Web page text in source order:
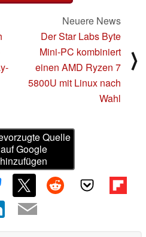
Neuere News
Der Star Labs Byte
Mini-PC kombiniert
einen AMD Ryzen 7
5800U mit Linux nach
Wahl
⟩
Quelle
auf Google
hinzufügen